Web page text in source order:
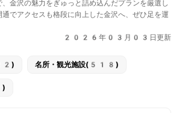
金沢の魅力をぎゅっと詰め込んだプランを厳選し
でアクセスも格段に向上した金沢へ、ぜひ足を運
2026年03月03日更新
名所・観光施設(518)